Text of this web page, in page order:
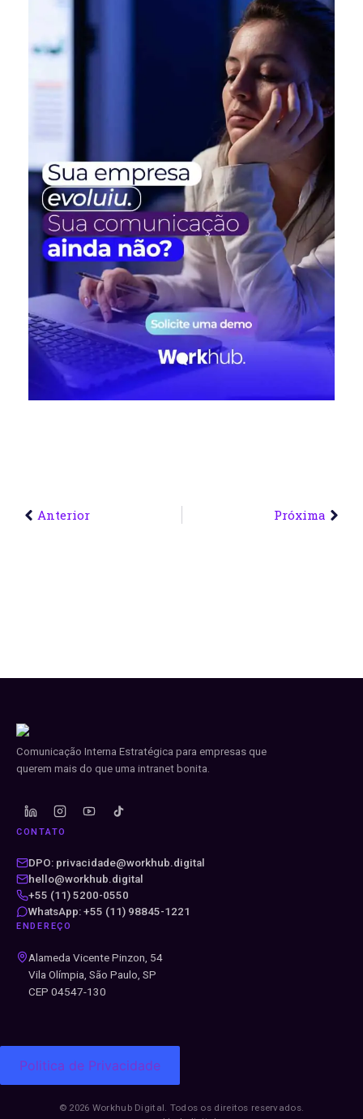
Anterior Próxima
Comunicação Interna Estratégica para empresas que
querem mais do que uma intranet bonita.
CONTATO
DPO: privacidade@workhub.digital
hello@workhub.digital
+55 (11) 5200-0550
WhatsApp: +55 (11) 98845-1221
ENDEREÇO
Alameda Vicente Pinzon, 54
Vila Olímpia, São Paulo, SP
CEP 04547-130
Politica de Privacidade
© 2026 Workhub Digital. Todos os direitos reservados.